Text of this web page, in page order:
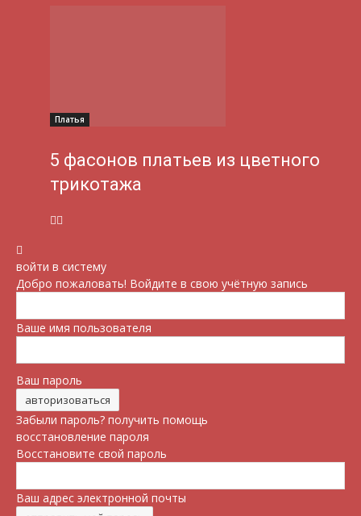
Платья
5 фасонов платьев из цветного
трикотажа
войти в систему
Добро пожаловать! Войдите в свою учётную запись
Ваше имя пользователя
Ваш пароль
Забыли пароль? получить помощь
восстановление пароля
Восстановите свой пароль
Ваш адрес электронной почты